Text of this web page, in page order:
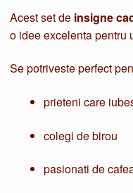
Acest set de insigne
o idee excelenta pentru
Se potriveste perfect
prieteni care
colegi de birou
pasionati de